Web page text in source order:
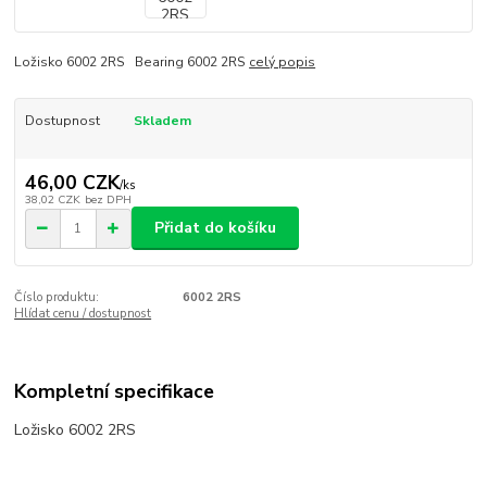
Ložisko 6002 2RS Bearing 6002 2RS celý popis
Dostupnost Skladem
46,00 CZK/ks
38,02 CZK bez DPH
Přidat do košíku
Číslo produktu:
6002 2RS
Hlídat cenu / dostupnost
Kompletní specifikace
Ložisko 6002 2RS